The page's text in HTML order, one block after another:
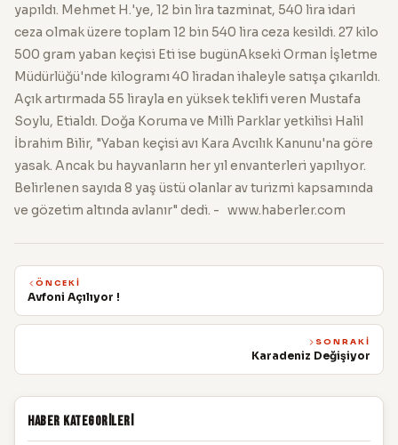
yapıldı. Mehmet H.'ye, 12 bin lira tazminat, 540 lira idari
ceza olmak üzere toplam 12 bin 540 lira ceza kesildi. 27 kilo
500 gram yaban keçisi Eti ise bugünAkseki Orman İşletme
Müdürlüğü'nde kilogramı 40 liradan ihaleyle satışa çıkarıldı.
Açık artırmada 55 lirayla en yüksek teklifi veren Mustafa
Soylu, Etialdı. Doğa Koruma ve Milli Parklar yetkilisi Halil
İbrahim Bilir, "Yaban keçisi avı Kara Avcılık Kanunu'na göre
yasak. Ancak bu hayvanların her yıl envanterleri yapılıyor.
Belirlenen sayıda 8 yaş üstü olanlar av turizmi kapsamında
ve gözetim altında avlanır" dedi. - www.haberler.com
ÖNCEKI
Avfoni Açılıyor !
SONRAKI
Karadeniz Değişiyor
Haber Kategorileri